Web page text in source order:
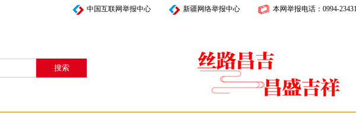
中国互联网举报中心 新疆网络举报中心 本网举报电话： 0994-